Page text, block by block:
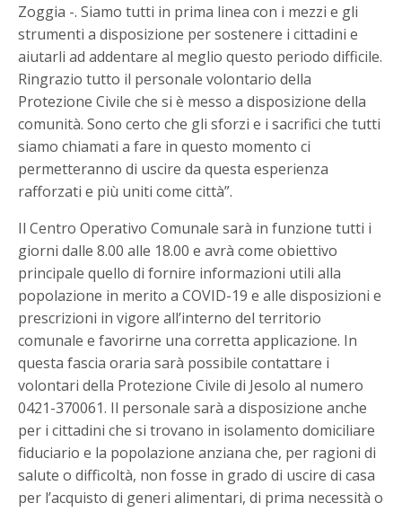
Zoggia -. Siamo tutti in prima linea con i mezzi e gli
strumenti a disposizione per sostenere i cittadini e
aiutarli ad addentare al meglio questo periodo difficile.
Ringrazio tutto il personale volontario della
Protezione Civile che si è messo a disposizione della
comunità. Sono certo che gli sforzi e i sacrifici che tutti
siamo chiamati a fare in questo momento ci
permetteranno di uscire da questa esperienza
rafforzati e più uniti come città”.
Il Centro Operativo Comunale sarà in funzione tutti i
giorni dalle 8.00 alle 18.00 e avrà come obiettivo
principale quello di fornire informazioni utili alla
popolazione in merito a COVID-19 e alle disposizioni e
prescrizioni in vigore all’interno del territorio
comunale e favorirne una corretta applicazione. In
questa fascia oraria sarà possibile contattare i
volontari della Protezione Civile di Jesolo al numero
0421-370061. Il personale sarà a disposizione anche
per i cittadini che si trovano in isolamento domiciliare
fiduciario e la popolazione anziana che, per ragioni di
salute o difficoltà, non fosse in grado di uscire di casa
per l’acquisto di generi alimentari, di prima necessità o